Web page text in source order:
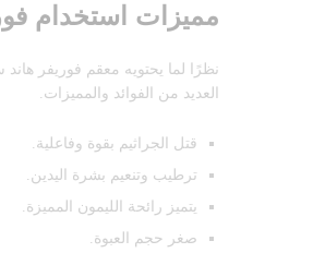
مميزات استخدام
نظرًا لما يحتويه معقم فوريفر هاند
العديد من الفوائد والمميزات.
قتل الجراثيم بقوة وفاعلية.
ترطيب وتنعيم بشرة اليدين.
يتميز رائحة الليمون المميزة.
صغر حجم العبوة.